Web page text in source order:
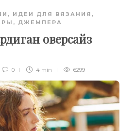
, ИДЕИ ДЛЯ ВЯЗАНИЯ ,
ДЖЕМПЕРА
оверсайз
0 4 min 6299